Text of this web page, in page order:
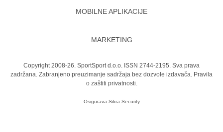
MOBILNE APLIKACIJE
MARKETING
Copyright 2008-26. SportSport d.o.o. ISSN 2744-2195. Sva prava
zadržana. Zabranjeno preuzimanje sadržaja bez dozvole izdavača. Pravila
o zaštiti privatnosti.
Osigurava Sikra Security